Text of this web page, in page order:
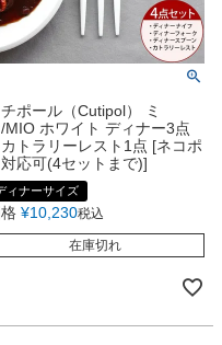
ポール（Cutipol） ミ
MIO ホワイト ディナー3点
カトラリーレスト1点 [ネコポ
対応可(4セットまで)]
ィナーサイズ
¥10,230税込
在庫切れ